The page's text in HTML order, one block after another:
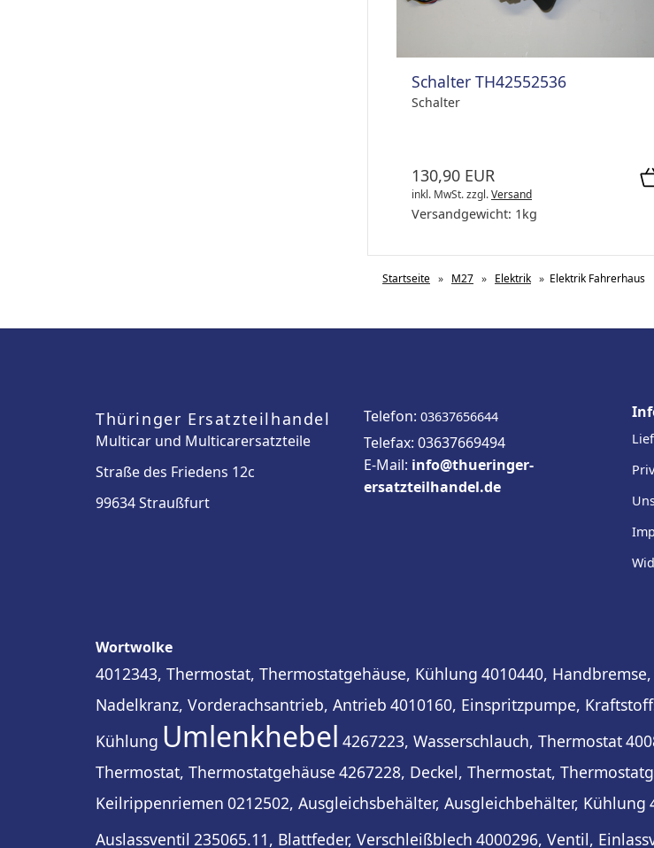
Schalter TH42552536
Schalter
130,90 EUR
inkl. MwSt.zzgl.Versand
Versandgewicht: 1 kg
Startseite » M27 » Elektrik » Elektrik Fahrerhaus
Thüringer Ersatzteilhandel
Multicar und Multicarersatzteile
Straße des Friedens 12c
99634 Straußfurt
Telefon: 03637656644
Telefax: 03637669494
E-Mail: info@thueringer-
ersatzteilhandel.de
Wortwolke
4012343, Thermostat, Thermostatgehäuse, Kühlung 4010440,
Nadelkranz, Vorderachsantrieb, Antrieb 4010160, Einspritzpumpe,
Kühlung Umlenkhebel 4267223, Wasserschlauch, Thermostat
Thermostat, Thermostatgehäuse 4267228, Deckel, Thermostat,
Keilrippenriemen 0212502, Ausgleichsbehälter, Ausgleichbehälter, Kühlung
Auslassventil 235065.11, Blattfeder, Verschleißblech 4000296, Ventil,